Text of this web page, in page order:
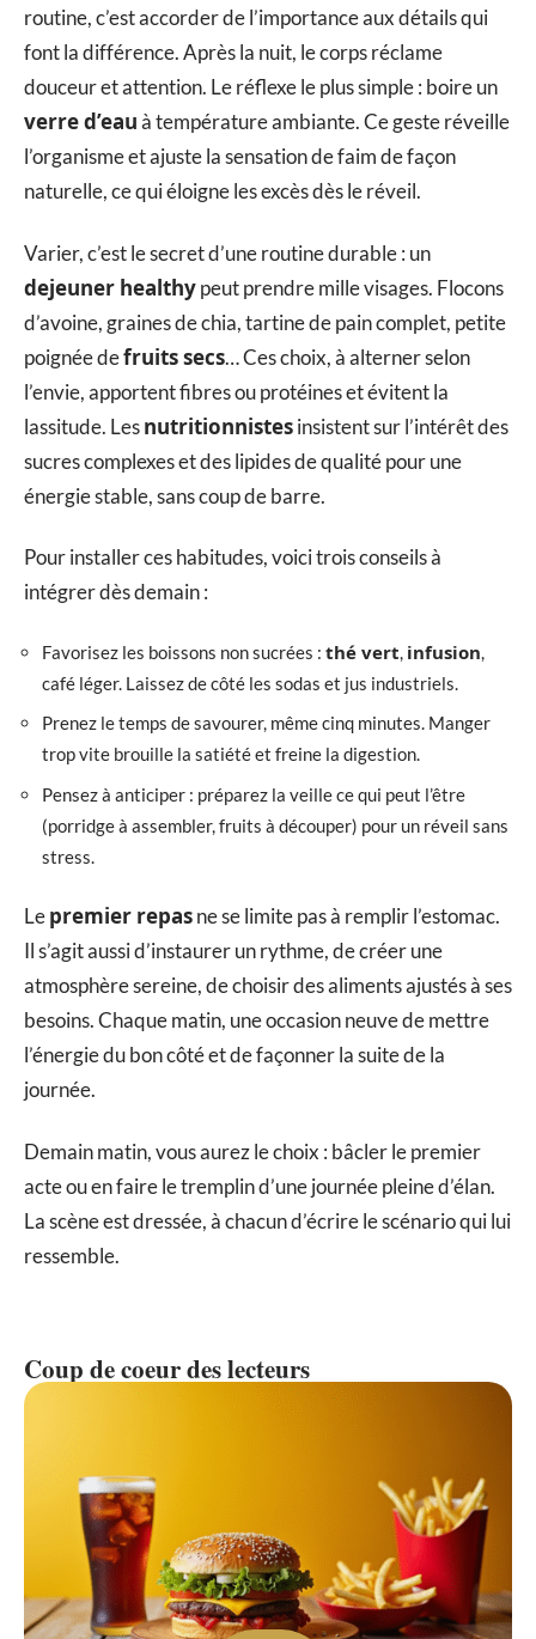
routine, c’est accorder de l’importance aux détails qui
font la différence. Après la nuit, le corps réclame
douceur et attention. Le réflexe le plus simple : boire un
verre d’eauà température ambiante. Ce geste réveille
l’organisme et ajuste la sensation de faim de façon
naturelle, ce qui éloigne les excès dès le réveil.
Varier, c’est le secret d’une routine durable : un
dejeuner healthypeut prendre mille visages. Flocons
d’avoine, graines de chia, tartine de pain complet, petite
poignée defruits secs… Ces choix, à alterner selon
l’envie, apportent fibres ou protéines et évitent la
lassitude. Lesnutritionnistesinsistent sur l’intérêt des
sucres complexes et des lipides de qualité pour une
énergie stable, sans coup de barre.
Pour installer ces habitudes, voici trois conseils à
intégrer dès demain :
Favorisez les boissons non sucrées : thé vert, infusion,
café léger. Laissez de côté les sodas et jus industriels.
Prenez le temps de savourer, même cinq minutes. Manger
trop vite brouille la satiété et freine la digestion.
Pensez à anticiper : préparez la veille ce qui peut l’être
(porridge à assembler, fruits à découper) pour un réveil sans
stress.
Lepremier repasne se limite pas à remplir l’estomac.
Il s’agit aussi d’instaurer un rythme, de créer une
atmosphère sereine, de choisir des aliments ajustés à ses
besoins. Chaque matin, une occasion neuve de mettre
l’énergie du bon côté et de façonner la suite de la
journée.
Demain matin, vous aurez le choix : bâcler le premier
acte ou en faire le tremplin d’une journée pleine d’élan.
La scène est dressée, à chacun d’écrire le scénario qui lui
ressemble.
Coup de coeur des lecteurs